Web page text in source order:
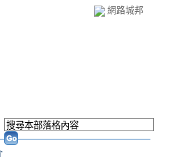
網路城邦